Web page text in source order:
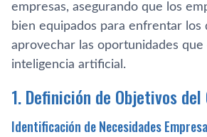
empresas, asegurando que los
bien equipados para enfrentar los
aprovechar las oportunidades que
inteligencia artificial.
1. Definición de Objetivos del
Identificación de Necesidades